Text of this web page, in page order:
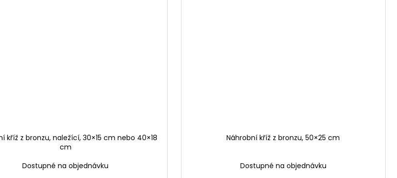
kříž z bronzu, naležící, 30×15 cm nebo 40×18
cm
Dostupné na objednávku
Náhrobní kříž z bronzu, 50×25 cm
Dostupné na objednávku